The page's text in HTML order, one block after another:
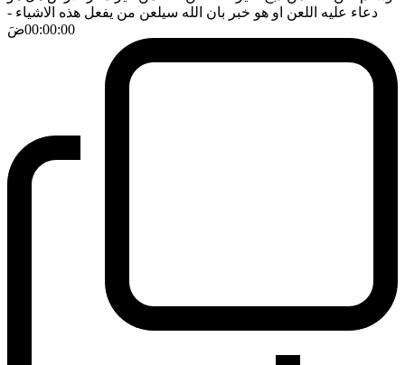
دعاء عليه اللعن او هو خبر بان الله سيلعن من يفعل هذه الاشياء -
00:00:00ضَ